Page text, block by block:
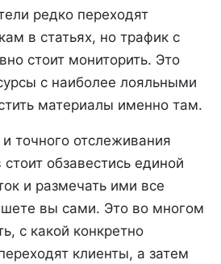
редко переходят
в статьях, но трафик с
стоит мониторить. Это
с наиболее лояльными
материалы именно там.
точного отслеживания
обзавестись единой
и размечать ими все
вы сами. Это во многом
с какой конкретно
клиенты, а затем